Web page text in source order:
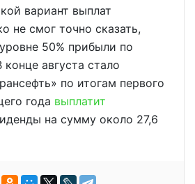
вариант выплат
не смог точно сказать,
50% прибыли по
августа стало
по итогам первого
года выплатит
на сумму около 27,6